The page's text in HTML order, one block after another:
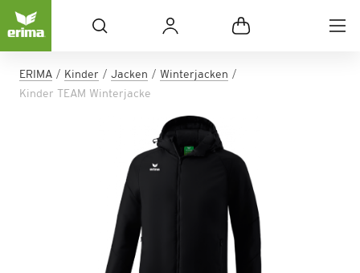
ERIMA Kinder Jacken
Winterjacken
Kinder TEAM Winterjacke